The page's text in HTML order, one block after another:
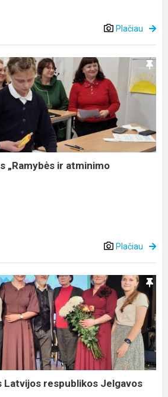
Plačiau
„Ramybės ir atminimo
Plačiau
Latvijos respublikos Jelgavos